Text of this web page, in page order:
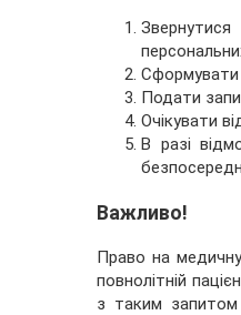
Сформувати
Подати
Очікувати
В разі
Важливо!
Право на
повнолітній
з таким запитом